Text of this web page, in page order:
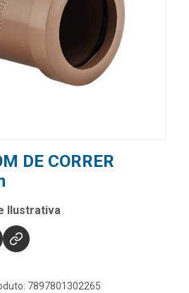
DE CORRER
Ilustrativa
7897801302265